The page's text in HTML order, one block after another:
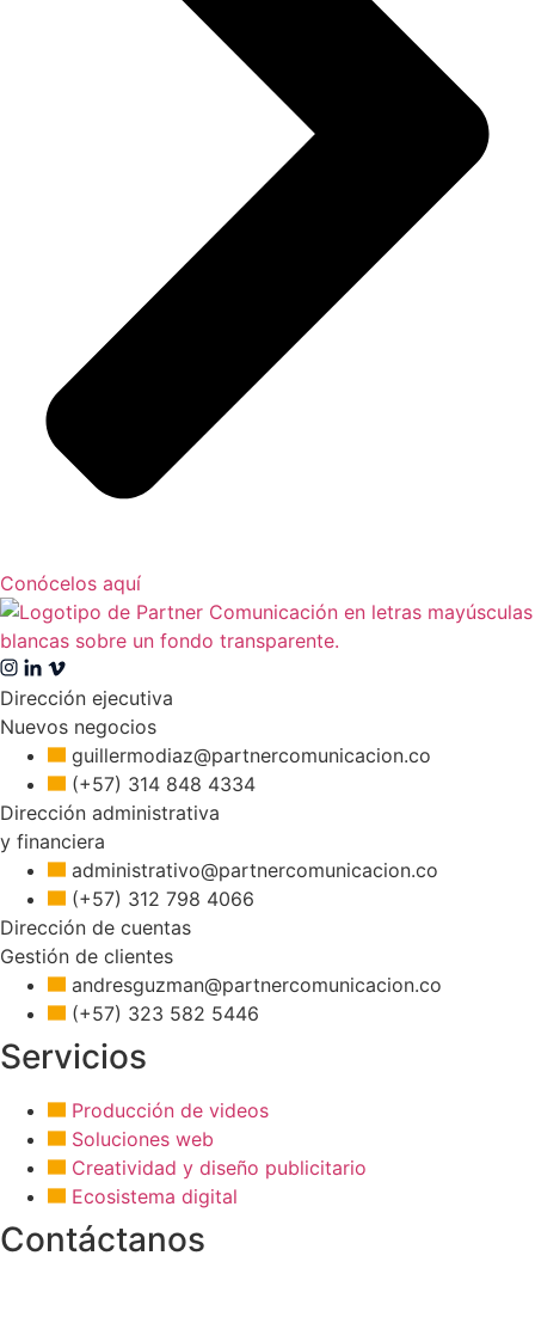
Conócelos aquí
Dirección ejecutiva
Nuevos negocios
guillermodiaz@partnercomunicacion.co
(+57) 314 848 4334
Dirección administrativa
y financiera
administrativo@partnercomunicacion.co
(+57) 312 798 4066
Dirección de cuentas
Gestión de clientes
andresguzman@partnercomunicacion.co
(+57) 323 582 5446
Servicios
Producción de videos
Soluciones web
Creatividad y diseño publicitario
Ecosistema digital
Contáctanos